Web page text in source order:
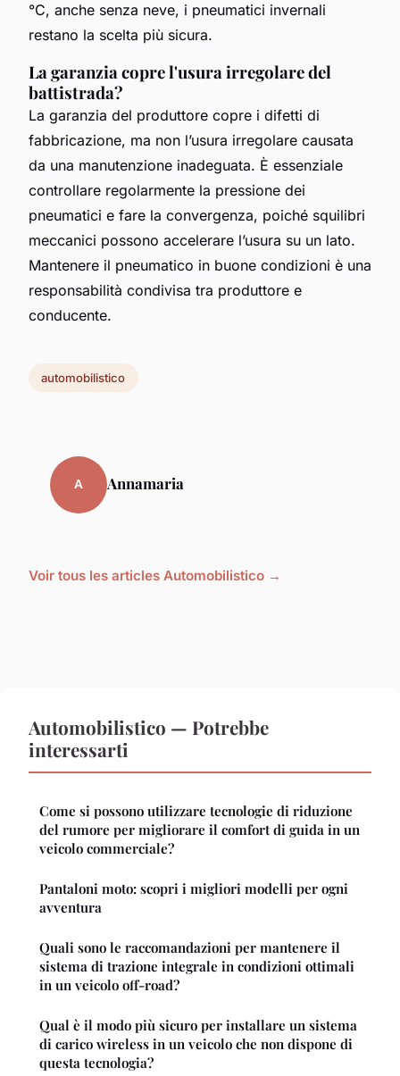
°C, anche senza neve, i pneumatici invernali
restano la scelta più sicura.
La garanzia copre l'usura irregolare del
battistrada?
La garanzia del produttore copre i difetti di
fabbricazione, ma non l’usura irregolare causata
da una manutenzione inadeguata. È essenziale
controllare regolarmente la pressione dei
pneumatici e fare la convergenza, poiché squilibri
meccanici possono accelerare l’usura su un lato.
Mantenere il pneumatico in buone condizioni è una
responsabilità condivisa tra produttore e
conducente.
automobilistico
A Annamaria
Voir tous les articles Automobilistico →
Automobilistico — Potrebbe
interessarti
Come si possono utilizzare tecnologie di riduzione
del rumore per migliorare il comfort di guida in un
veicolo commerciale?
Pantaloni moto: scopri i migliori modelli per ogni
avventura
Quali sono le raccomandazioni per mantenere il
sistema di trazione integrale in condizioni ottimali
in un veicolo off-road?
Qual è il modo più sicuro per installare un sistema
di carico wireless in un veicolo che non dispone di
questa tecnologia?